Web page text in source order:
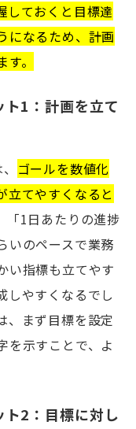
しておくと目標達
になるため、計画
。
1：計画を立て
ゴールを数値化
立てやすくなると
「1日あたりの進捗
いのペースで業務
い指標も立てやす
しやすくなるでし
、まず目標を設定
を示すことで、よ
ト2：目標に対し